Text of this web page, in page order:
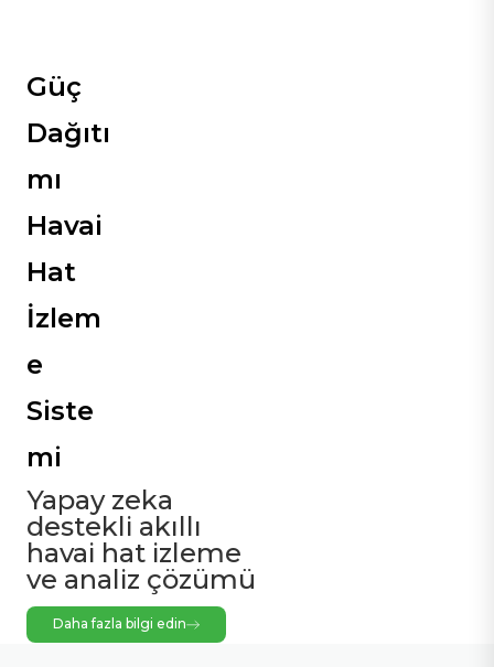
Güç
Dağıtı
mı
Havai
Hat
İzlem
e
Siste
mi
Yapay zeka
destekli akıllı
havai hat izleme
ve analiz çözümü
Daha fazla bilgi edin